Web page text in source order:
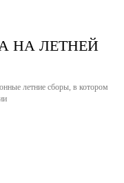
НА ЛЕТНЕЙ
летние сборы, в котором